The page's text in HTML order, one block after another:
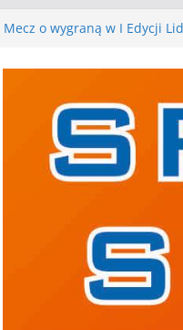
I mamy kolejne gry
Kolejne gry kontrolne
WKS wygrywa pierwszą